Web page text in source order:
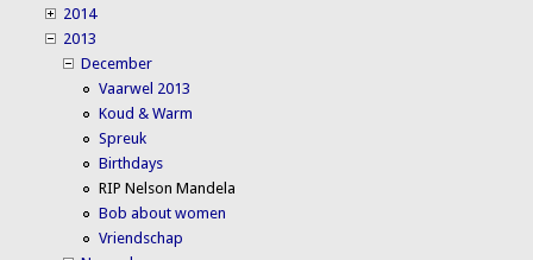
2014
2013
December
Vaarwel 2013
Koud & Warm
Spreuk
Birthdays
RIP Nelson Mandela
Bob about women
Vriendschap